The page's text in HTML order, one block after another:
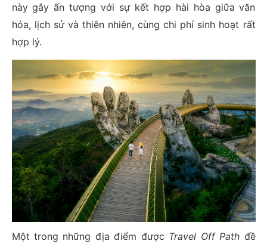
này gây ấn tượng với sự kết hợp hài hòa giữa văn
hóa, lịch sử và thiên nhiên, cùng chi phí sinh hoạt rất
hợp lý.
Một trong những địa điểm được Travel Off Path đề